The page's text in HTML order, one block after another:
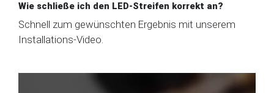
Wie schließe ich den LED-Streifen korrekt an?
Schnell zum gewünschten Ergebnis mit unserem
Installations-Video.